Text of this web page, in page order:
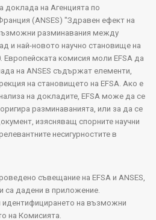
доклада на Агенцията по
(ANSES) "Здравен ефект на
разминавания между
и най-новото научно становище на
Европейската комисия моли EFSA да
на ANSES съдържат елементи,
на становището на EFSA Ако е
на докладите, EFSA може да се
разминаванията, или за да се
изясняващ спорните научни
несигурностите в
съвещание на EFSA и ANSES
са дадени в приложение.
на възможни
на Комисията.